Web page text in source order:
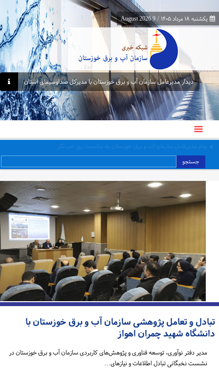
یکشنبه ۱۸ مرداد ۱۴۰۵ /
9 August 2026
دیدار مدیرعامل سازمان آب و برق خوزستان با مدیرکل صداوسیمای استان
جستجو
و تعامل پژوهشی سازمان آب و برق خوزستان با
شهید چمران اهواز
مدیر دفتر نوآوری، توسعه فناوری و پژوهش‌های کاربردی سازمان آب و برق خوزستان در
نشست نخبگانی تبادل اطلاعات و نیازهای…